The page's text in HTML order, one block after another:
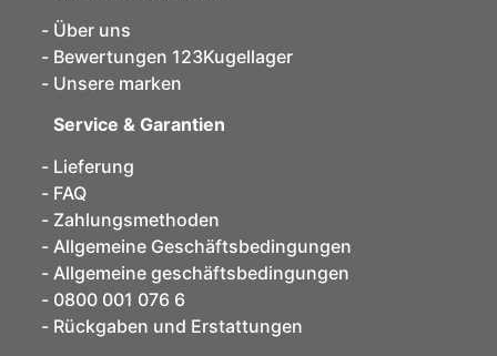
Über uns
Bewertungen 123Kugellager
Unsere marken
Service & Garantien
Lieferung
FAQ
Zahlungsmethoden
Allgemeine Geschäftsbedingungen
Allgemeine geschäftsbedingungen
0800 001 076 6
Rückgaben und Erstattungen